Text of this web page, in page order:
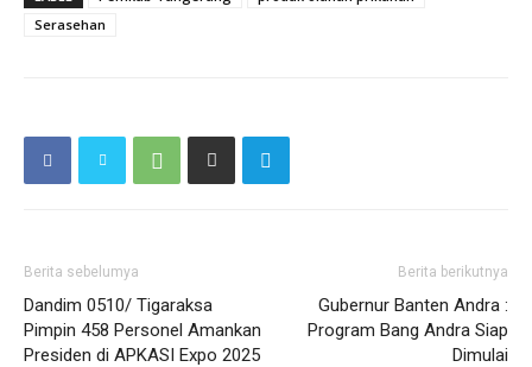
Serasehan
Berita sebelumya
Dandim 0510/ Tigaraksa
Pimpin 458 Personel Amankan
Presiden di APKASI Expo 2025
Berita berikutnya
Gubernur Banten Andra :
Program Bang Andra Siap
Dimulai